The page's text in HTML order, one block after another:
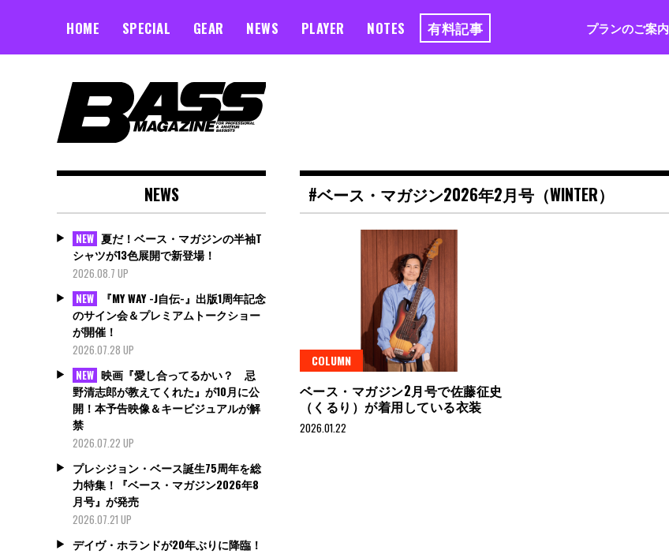
HOME SPECIAL GEAR NEWS PLAYER NOTES 有料記事 プランのご案内
#ベース・マガジン2026年2月号（WINTER）
COLUMN
ベース・マガジン2月号で佐藤征史
（くるり）が着用している衣装
2026.01.22
NEWS
NEW 夏だ！ベース・マガジンの半袖T
シャツが13色展開で新登場！
2026.08.7 UP
NEW
『MY WAY -J自伝-』出版1周年記念
のサイン会＆プレミアムトークショー
が開催！
2026.07.28 UP
NEW 映画『愛し合ってるかい？ 忌
野清志郎が教えてくれた』が10月に公
開！本予告映像＆キービジュアルが解
禁
2026.07.22 UP
プレシジョン・ベース誕生75周年を総
力特集！『ベース・マガジン2026年8
月号』が発売
2026.07.21 UP
デイヴ・ホランドが20年ぶりに降臨！